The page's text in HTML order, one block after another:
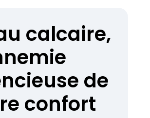
calcaire,
de
confort